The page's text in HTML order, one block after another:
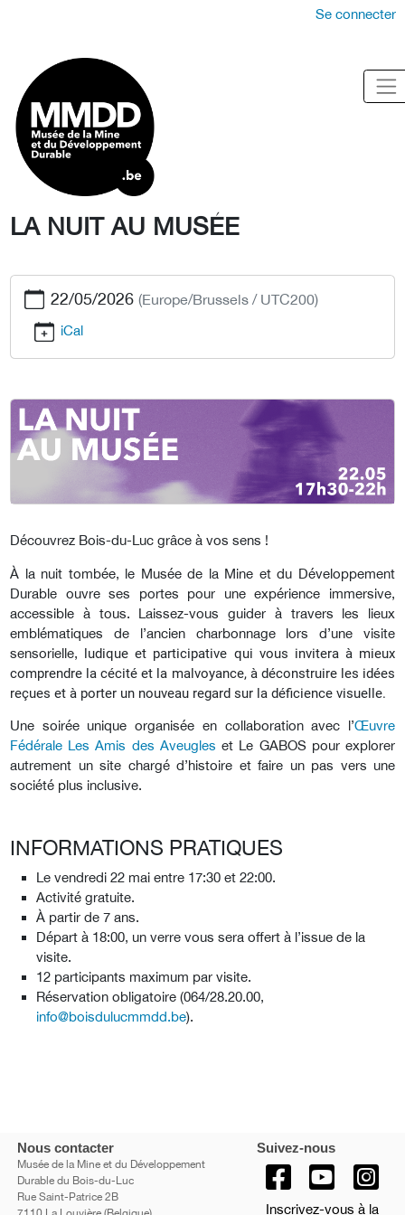
Se connecter
LA NUIT AU MUSÉE
22/05/2026 (Europe/Brussels / UTC200)
iCal
Découvrez Bois-du-Luc grâce à vos sens !
À la nuit tombée, le Musée de la Mine et du Développement
Durable ouvre ses portes pour une expérience immersive,
accessible à tous. Laissez-vous guider à travers les lieux
emblématiques de l’ancien charbonnage lors d’une visite
sensorielle, ludique et participative qui vous invitera à mieux
comprendre la cécité et la malvoyance, à déconstruire les idées
reçues et à porter un nouveau regard sur la déficience visuelle.
Une soirée unique organisée en collaboration avec l’Œuvre
Fédérale Les Amis des Aveugles et Le GABOS pour explorer
autrement un site chargé d’histoire et faire un pas vers une
société plus inclusive.
INFORMATIONS PRATIQUES
Le vendredi 22 mai entre 17:30 et 22:00.
Activité gratuite.
À partir de 7 ans.
Départ à 18:00, un verre vous sera offert à l’issue de la
visite.
12 participants maximum par visite.
Réservation obligatoire (064/28.20.00,
info@boisdulucmmdd.be).
Nous contacter
Musée de la Mine et du Développement
Durable du Bois-du-Luc
Rue Saint-Patrice 2B
Suivez-nous
Inscrivez-vous à la